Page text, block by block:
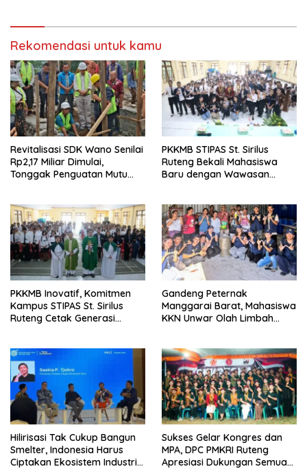
Rekomendasi untuk kamu
Revitalisasi SDK Wano Senilai
Rp2,17 Miliar Dimulai,
Tonggak Penguatan Mutu
PKKMB STIPAS St. Sirilus
Ruteng Bekali Mahasiswa
Baru dengan Wawasan
PKKMB Inovatif, Komitmen
Kampus STIPAS St. Sirilus
Ruteng Cetak Generasi
Gandeng Peternak
Manggarai Barat, Mahasiswa
KKN Unwar Olah Limbah
Hilirisasi Tak Cukup Bangun
Smelter, Indonesia Harus
Ciptakan Ekosistem Industri
Sukses Gelar Kongres dan
MPA, DPC PMKRI Ruteng
Apresiasi Dukungan Semua